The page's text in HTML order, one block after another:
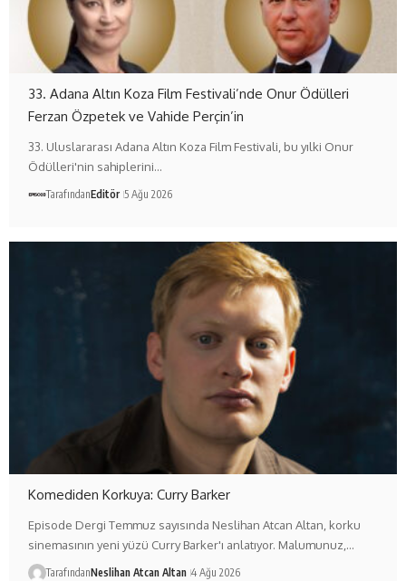
33. Adana Altın Koza Film Festivali’nde Onur Ödülleri
Ferzan Özpetek ve Vahide Perçin’in
33. Uluslararası Adana Altın Koza Film Festivali, bu yılki Onur
Ödülleri'nin sahiplerini…
TarafındanEditör 5 Ağu 2026
Komediden Korkuya: Curry Barker
Episode Dergi Temmuz sayısında Neslihan Atcan Altan, korku
sinemasının yeni yüzü Curry Barker'ı anlatıyor. Malumunuz,…
TarafındanNeslihan Atcan Altan 4 Ağu 2026